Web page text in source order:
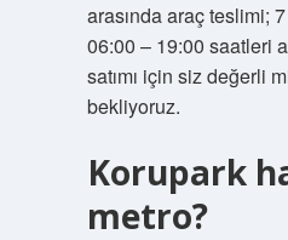
arasında araç teslimi;
06:00 – 19:00 saatleri
satımı için siz değerli
bekliyoruz.
Korupark
metro?